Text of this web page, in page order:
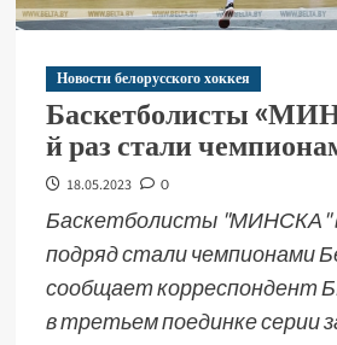
Новости белорусского хоккея
Баскетболисты
й раз стали
18.05.2023 0
Баскетболисты "МИНСКА"
подряд стали чемпионами
сообщает корреспондент
в третьем поединке серии